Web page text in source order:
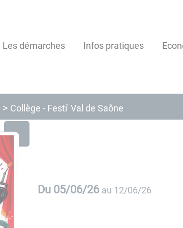
Les démarches Infos pratiques
Collège - Festi' Val de Saône
Du 05/06/26 au 12/06/26